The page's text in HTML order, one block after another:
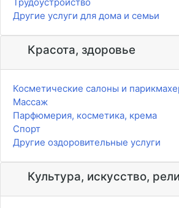
Трудоустройство
Другие услуги для дома и семьи
Красота, здоровье
Косметические салоны и
Массаж
Парфюмерия, косметика, крема
Спорт
Другие оздоровительные услуги
Культура, искусство,